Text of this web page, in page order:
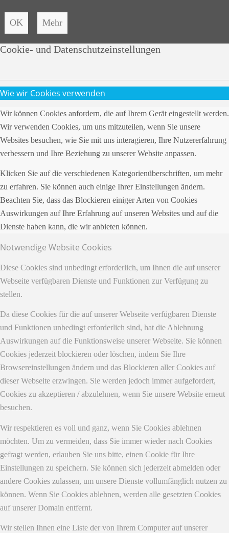
OK Mehr
Cookie- und Datenschutzeinstellungen
Wie wir Cookies verwenden
Wir können Cookies anfordern, die auf Ihrem Gerät eingestellt werden.
Wir verwenden Cookies, um uns mitzuteilen, wenn Sie unsere
Websites besuchen, wie Sie mit uns interagieren, Ihre Nutzererfahrung
verbessern und Ihre Beziehung zu unserer Website anpassen.
Klicken Sie auf die verschiedenen Kategorienüberschriften, um mehr
zu erfahren. Sie können auch einige Ihrer Einstellungen ändern.
Beachten Sie, dass das Blockieren einiger Arten von Cookies
Auswirkungen auf Ihre Erfahrung auf unseren Websites und auf die
Dienste haben kann, die wir anbieten können.
Notwendige Website Cookies
Diese Cookies sind unbedingt erforderlich, um Ihnen die auf unserer
Webseite verfügbaren Dienste und Funktionen zur Verfügung zu
stellen.
Da diese Cookies für die auf unserer Webseite verfügbaren Dienste
und Funktionen unbedingt erforderlich sind, hat die Ablehnung
Auswirkungen auf die Funktionsweise unserer Webseite. Sie können
Cookies jederzeit blockieren oder löschen, indem Sie Ihre
Browsereinstellungen ändern und das Blockieren aller Cookies auf
dieser Webseite erzwingen. Sie werden jedoch immer aufgefordert,
Cookies zu akzeptieren / abzulehnen, wenn Sie unsere Website erneut
besuchen.
Wir respektieren es voll und ganz, wenn Sie Cookies ablehnen
möchten. Um zu vermeiden, dass Sie immer wieder nach Cookies
gefragt werden, erlauben Sie uns bitte, einen Cookie für Ihre
Einstellungen zu speichern. Sie können sich jederzeit abmelden oder
andere Cookies zulassen, um unsere Dienste vollumfänglich nutzen zu
können. Wenn Sie Cookies ablehnen, werden alle gesetzten Cookies
auf unserer Domain entfernt.
Wir stellen Ihnen eine Liste der von Ihrem Computer auf unserer